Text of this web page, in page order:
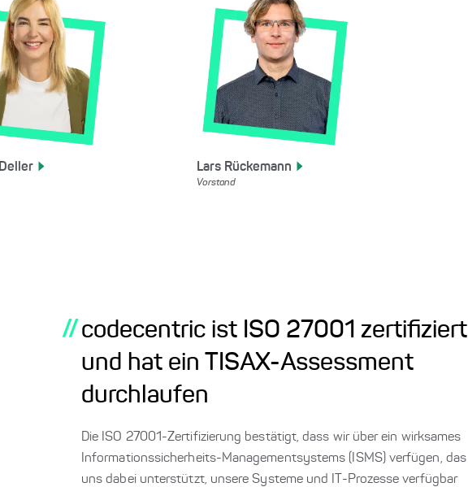
Deller Lars Rückemann
Vorstand
//codecentric ist ISO 27001 zertifiziert
und hat ein TISAX-Assessment
durchlaufen
Die ISO 27001-Zertifizierung bestätigt, dass wir über ein wirksames
Informationssicherheits-Managementsystems (ISMS) verfügen, das
uns dabei unterstützt, unsere Systeme und IT-Prozesse verfügbar